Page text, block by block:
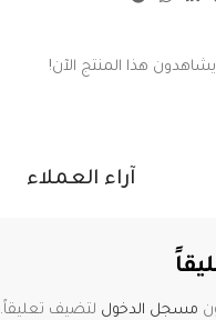
هذا المنتج الآن!
آراء العملاء
مسجل الدخول لتضيف تعليقاً.